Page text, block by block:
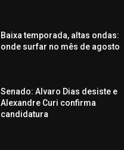
Baixa temporada, altas ondas:
onde surfar no mês de agosto
Senado: Alvaro Dias desiste e
Alexandre Curi confirma
candidatura